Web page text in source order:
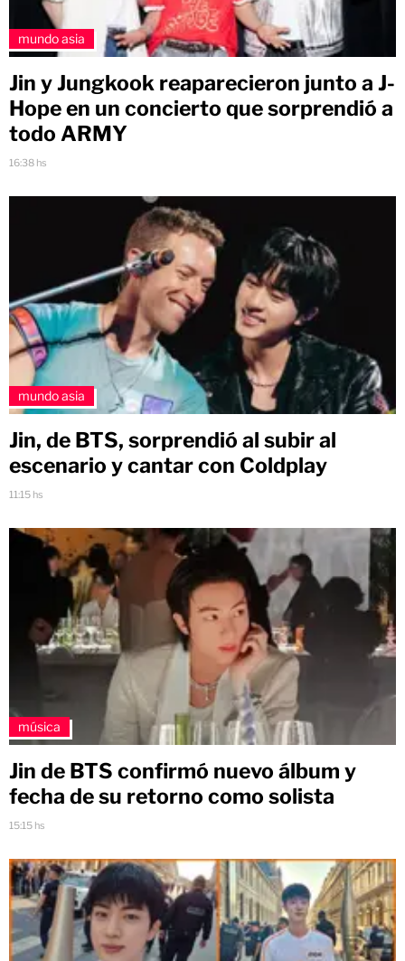
mundo asia
Jin y Jungkook reaparecieron junto a J-
Hope en un concierto que sorprendió a
todo ARMY
16:38 hs
mundo asia
Jin, de BTS, sorprendió al subir al
escenario y cantar con Coldplay
11:15 hs
música
Jin de BTS confirmó nuevo álbum y
fecha de su retorno como solista
15:15 hs